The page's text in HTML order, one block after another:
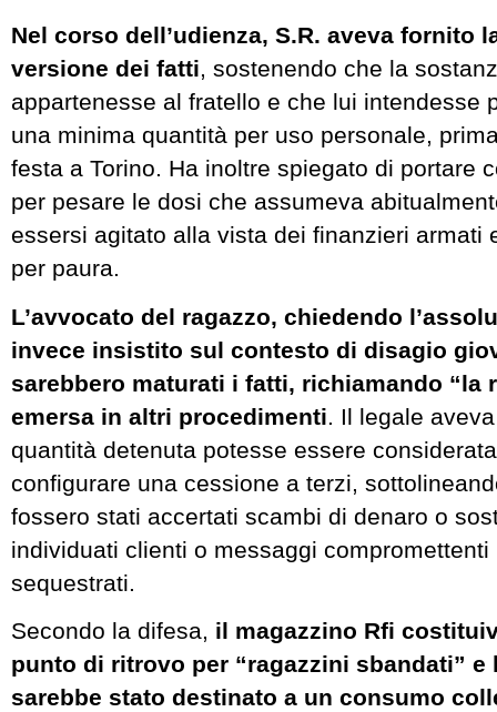
Nel corso dell’udienza, S.R. aveva fornito
versione dei fatti, sostenendo che la
appartenesse al fratello e che lui intendesse
una minima quantità per uso personale,
festa a Torino. Ha inoltre spiegato di portare
per pesare le dosi che assumeva
essersi agitato alla vista dei finanzieri armati
per paura.
L’avvocato del ragazzo, chiedendo
invece insistito sul contesto di disagio
sarebbero maturati i fatti, richiamando “la
emersa in altri procedimenti . Il legale
quantità detenuta potesse essere
configurare una cessione a terzi,
fossero stati accertati scambi di denaro o
individuati clienti o messaggi compromettenti
sequestrati.
Secondo la difesa, il magazzino Rfi
punto di ritrovo per “ragazzini sbandati” e
sarebbe stato destinato a un consumo